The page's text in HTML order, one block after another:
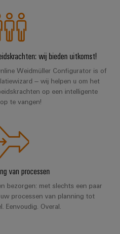
Praktische
verbindingstechniek
voor je industrie.
Connectivity
wij bieden uitkomst!
Weidmüller Configurator is of
– wij helpen u om het
op een intelligente
te vangen!
van processen
bezorgen: met slechts een paar
processen van planning tot
Eenvoudig. Overal.